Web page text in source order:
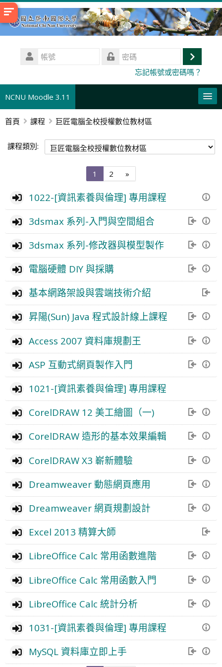
跳
至
號
登
忘記帳號或密碼嗎？
NCNU Moodle 3.11
正體中文 ‎(zh_tw)‎
搜
尋
程
送
首頁 課程 巨匠電腦全校授權數位教材區
課程類別:
1
1
頁
2
2
頁
»
一
頁
1022-[資訊素養與倫理] 專用課程
3dsmax 系列-入門與空間組合
3dsmax 系列-修改器與模型製作
電腦硬體 DIY 與採購
基本網路架設與雲端技術介紹
昇陽(Sun) Java 程式設計線上課程
Access 2007 資料庫規劃王
ASP 互動式網頁製作入門
1021-[資訊素養與倫理] 專用課程
CorelDRAW 12 美工繪圖（一)
CorelDRAW 造形的基本效果編輯
CorelDRAW X3 嶄新體驗
Dreamweaver 動態網頁應用
Dreamweaver 網頁規劃設計
Excel 2013 精算大師
LibreOffice Calc 常用函數進階
LibreOffice Calc 常用函數入門
LibreOffice Calc 統計分析
1031-[資訊素養與倫理] 專用課程
MySQL 資料庫立即上手